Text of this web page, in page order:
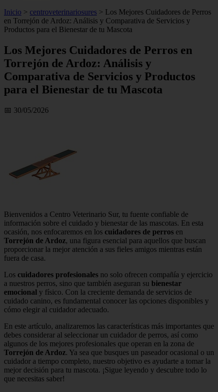
Inicio > centroveterinariosures > Los Mejores Cuidadores de Perros
en Torrejón de Ardoz: Análisis y Comparativa de Servicios y
Productos para el Bienestar de tu Mascota
Los Mejores Cuidadores de Perros en
Torrejón de Ardoz: Análisis y
Comparativa de Servicios y Productos
para el Bienestar de tu Mascota
📅 30/05/2026
Bienvenidos a Centro Veterinario Sur, tu fuente confiable de
información sobre el cuidado y bienestar de las mascotas. En esta
ocasión, nos enfocaremos en los cuidadores de perros en
Torrejón de Ardoz, una figura esencial para aquellos que buscan
proporcionar la mejor atención a sus fieles amigos mientras están
fuera de casa.
Los cuidadores profesionales no solo ofrecen compañía y ejercicio
a nuestros perros, sino que también aseguran su bienestar
emocional y físico. Con la creciente demanda de servicios de
cuidado canino, es fundamental conocer las opciones disponibles y
cómo elegir al cuidador adecuado.
En este artículo, analizaremos las características más importantes que
debes considerar al seleccionar un cuidador de perros, así como
algunos de los mejores profesionales que operan en la zona de
Torrejón de Ardoz. Ya sea que busques un paseador ocasional o un
cuidador a tiempo completo, nuestro objetivo es ayudarte a tomar la
mejor decisión para tu mascota. ¡Sigue leyendo y descubre todo lo
que necesitas saber!